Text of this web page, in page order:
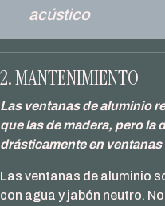
acústico
2. MANTENIMIENTO
Las ventanas de aluminio
que las de madera, pero la
drásticamente en ventanas
Las ventanas de aluminio
con agua y jabón neutro.